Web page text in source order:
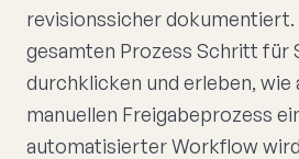
revisionssicher dokumentiert.
gesamten Prozess Schritt für
durchklicken und erleben, wie
manuellen Freigabeprozess
automatisierter Workflow